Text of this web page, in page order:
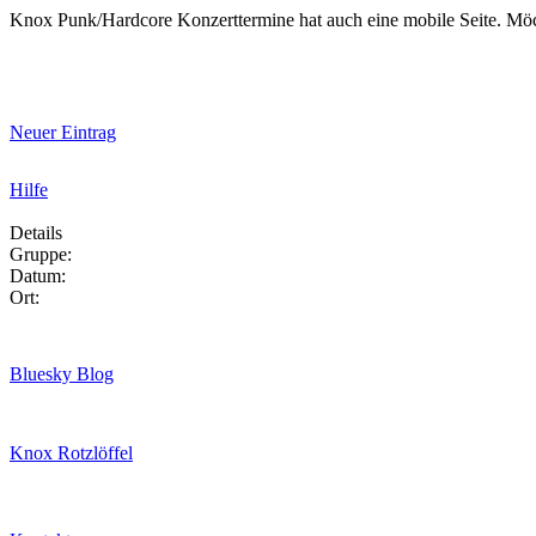
Knox Punk/Hardcore Konzerttermine hat auch eine mobile Seite.
Neuer Eintrag
Hilfe
Details
Gruppe:
Datum:
Ort:
Bluesky Blog
Knox Rotzlöffel